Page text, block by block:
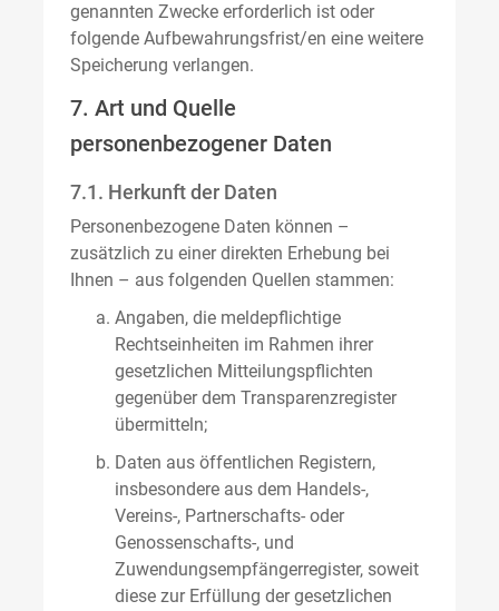
genannten Zwecke erforderlich ist oder
folgende Aufbewahrungsfrist/en eine weitere
Speicherung verlangen.
7. Art und Quelle
personenbezogener Daten
7.1. Herkunft der Daten
Personenbezogene Daten können –
zusätzlich zu einer direkten Erhebung bei
Ihnen – aus folgenden Quellen stammen:
Angaben, die meldepflichtige
Rechtseinheiten im Rahmen ihrer
gesetzlichen Mitteilungspflichten
gegenüber dem Transparenzregister
übermitteln;
Daten aus öffentlichen Registern,
insbesondere aus dem Handels-,
Vereins-, Partnerschafts- oder
Genossenschafts-, und
Zuwendungsempfängerregister, soweit
diese zur Erfüllung der gesetzlichen